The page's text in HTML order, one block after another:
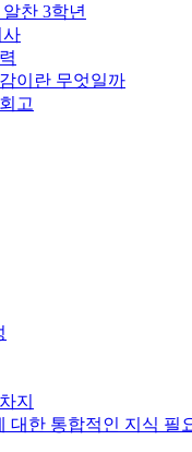
찬 3학년
사
이란 무엇일까
고
지
대한 통합적인 지식 필